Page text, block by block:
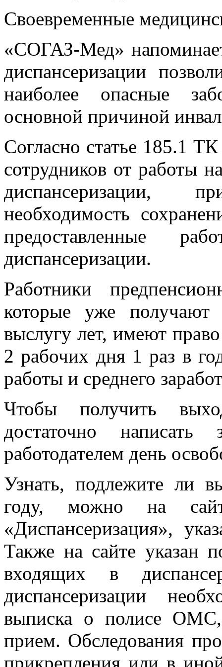
Своевременные
«СОГАЗ-Мед»
диспансеризации
наиболее опасные
основной причиной
Согласно статье 185.1
сотрудников от работы
диспансеризации,
необходимость
предоставленные
диспансеризации.
Работники
которые уже
выслугу лет, имеют
2 рабочих дня 1 раз в
работы и среднего
Чтобы получить
достаточно написать
работодателем день
Узнать, подлежите ли
году, можно на
«Диспансеризация»,
Также на сайте указан
входящих в
диспансеризации
выписка о полисе
прием. Обследования